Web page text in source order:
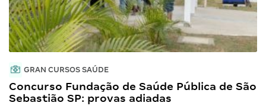
GRAN CURSOS SAÚDE
Concurso Fundação de Saúde Pública de São
Sebastião SP: provas adiadas